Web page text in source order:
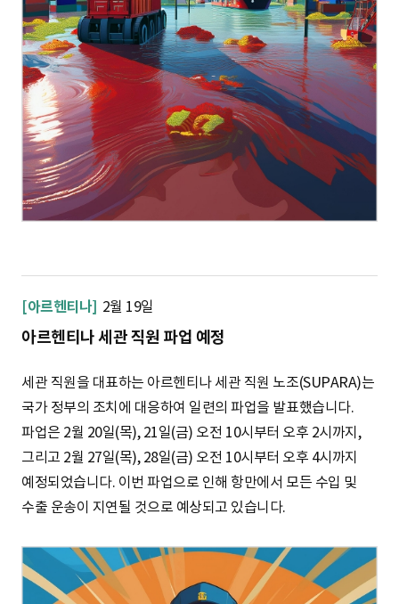
[아르헨티나] 2월 19일
아르헨티나 세관 직원 파업 예정
세관 직원을 대표하는 아르헨티나 세관 직원 노조(SUPARA)는
국가 정부의 조치에 대응하여 일련의 파업을 발표했습니다.
파업은 2월 20일(목), 21일(금) 오전 10시부터 오후 2시까지,
그리고 2월 27일(목), 28일(금) 오전 10시부터 오후 4시까지
예정되었습니다. 이번 파업으로 인해 항만에서 모든 수입 및
수출 운송이 지연될 것으로 예상되고 있습니다.